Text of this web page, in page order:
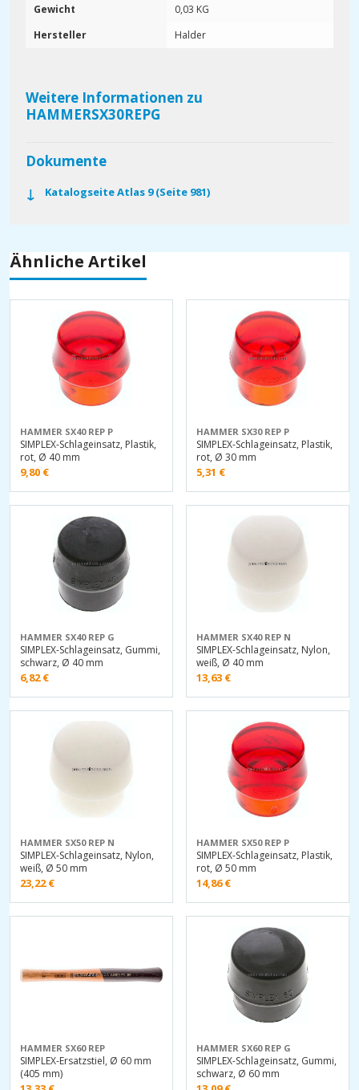
Gewicht
0,03 KG
Hersteller
Halder
Weitere Informationen zu
HAMMERSX30REPG
Dokumente
Katalogseite Atlas 9 (Seite 981)
Ähnliche Artikel
HAMMER SX40 REP P
SIMPLEX-Schlageinsatz, Plastik,
rot, Ø 40 mm
9,80 €
HAMMER SX30 REP P
SIMPLEX-Schlageinsatz, Plastik,
rot, Ø 30 mm
5,31 €
HAMMER SX40 REP G
SIMPLEX-Schlageinsatz, Gummi,
schwarz, Ø 40 mm
6,82€
HAMMER SX40 REP N
SIMPLEX-Schlageinsatz, Nylon,
weiß, Ø 40 mm
13,63 €
HAMMER SX50 REP N
SIMPLEX-Schlageinsatz, Nylon,
weiß, Ø 50 mm
23,22€
HAMMER SX50 REP P
SIMPLEX-Schlageinsatz, Plastik,
rot, Ø 50 mm
14,86€
HAMMER SX60 REP
SIMPLEX-Ersatzstiel, Ø 60 mm
(405 mm)
HAMMER SX60 REP G
SIMPLEX-Schlageinsatz, Gummi,
schwarz, Ø 60 mm